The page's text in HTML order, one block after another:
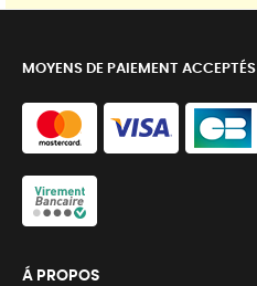
MOYENS DE PAIEMENT ACCEPTÉS
Á PROPOS